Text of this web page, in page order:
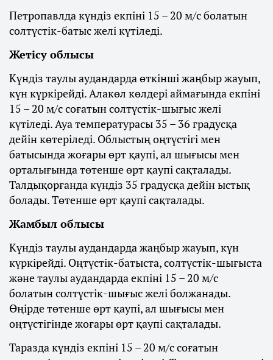
Петропавлда күндіз екпіні 15 – 20 м/с болатын
солтүстік-батыс желі күтіледі.
Жетісу облысы
Күндіз таулы аудандарда өткінші жаңбыр жауып,
күн күркірейді. Алакөл көлдері аймағында екпіні
15 – 20 м/с соғатын солтүстік-шығыс желі
күтіледі. Ауа температурасы 35 – 36 градусқа
дейін көтеріледі. Облыстың оңтүстігі мен
батысында жоғары өрт қаупі, ал шығысы мен
орталығында төтенше өрт қаупі сақталады.
Талдықорғанда күндіз 35 градусқа дейін ыстық
болады. Төтенше өрт қаупі сақталады.
Жамбыл облысы
Күндіз таулы аудандарда жаңбыр жауып, күн
күркірейді. Оңтүстік-батыста, солтүстік-шығыста
және таулы аудандарда екпіні 15 – 20 м/с
болатын солтүстік-шығыс желі болжанады.
Өңірде төтенше өрт қаупі, ал шығысы мен
оңтүстігінде жоғары өрт қаупі сақталады.
Таразда күндіз екпіні 15 – 20 м/с соғатын